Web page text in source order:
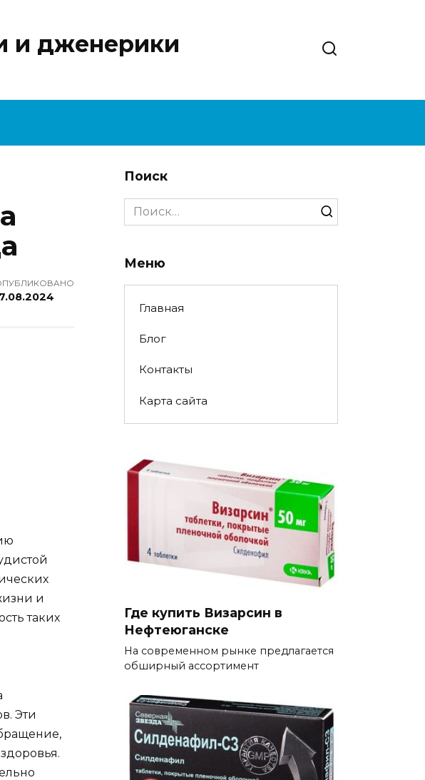
и дженерики
и
таких
Эти
Поиск
Search
for:
Меню
Главная
Блог
Контакты
Карта сайта
Где купить Визарсин в
Нефтеюганске
На современном рынке предлагается
обширный ассортимент